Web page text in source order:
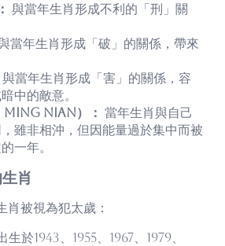
與當年生肖形成不利的「刑」關
當年生肖形成「破」的關係，帶來
與當年生肖形成「害」的關係，容
中的敵意。
Ming Nian）： 當年生肖與自己
雖非相沖，但因能量過於集中而被
一年。
肖
肖被視為犯太歲：
於1943、1955、1967、1979、